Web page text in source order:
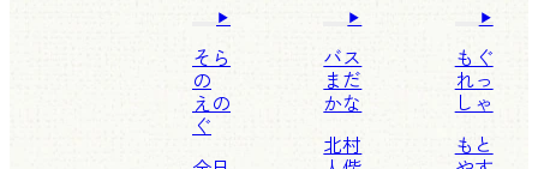
そら
の
えの
ぐ
バス
まだ
かな
北村
もぐ
れっ
しゃ
もと